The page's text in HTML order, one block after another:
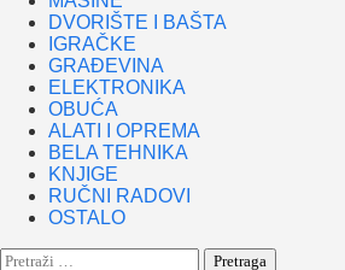
DVORIŠTE I BAŠTA
IGRAČKE
GRAĐEVINA
ELEKTRONIKA
OBUĆA
ALATI I OPREMA
BELA TEHNIKA
KNJIGE
RUČNI RADOVI
OSTALO
Pretraga: